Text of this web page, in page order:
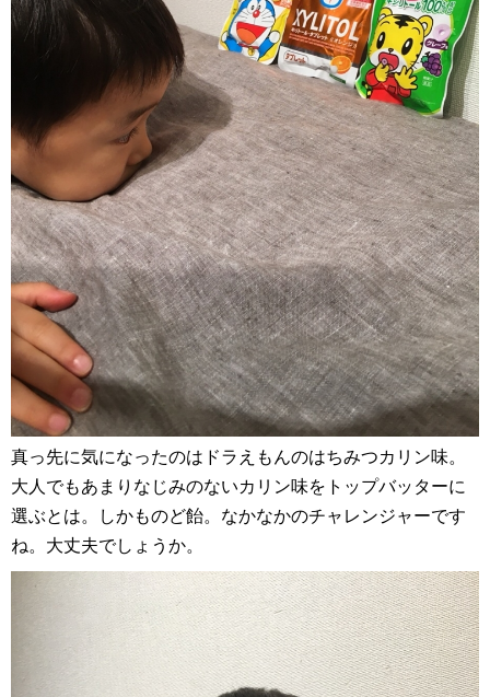
真っ先に気になったのはドラえもんのはちみつカリン味。
大人でもあまりなじみのないカリン味をトップバッターに
選ぶとは。しかものど飴。なかなかのチャレンジャーです
ね。大丈夫でしょうか。